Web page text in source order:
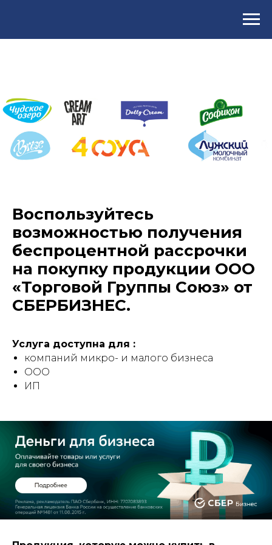
Воспользуйтесь
возможностью получения
беспроцентной рассрочки
на покупку продукции ООО
«Торговой Группы Союз» от
СБЕРБИЗНЕС.
Услуга доступна для :
компаний микро- и малого бизнеса
ООО
ИП